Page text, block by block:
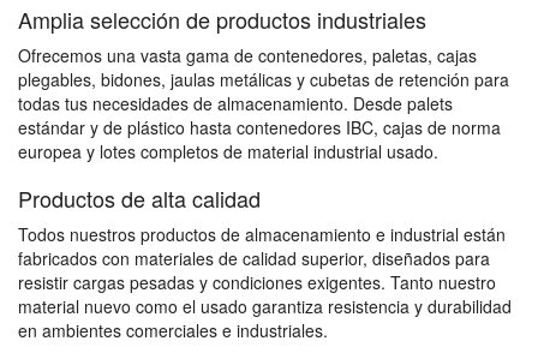
Amplia selección de productos industriales
Ofrecemos una vasta gama de contenedores, paletas, cajas
plegables, bidones, jaulas metálicas y cubetas de retención para
todas tus necesidades de almacenamiento. Desde palets
estándar y de plástico hasta contenedores IBC, cajas de norma
europea y lotes completos de material industrial usado.
Productos de alta calidad
Todos nuestros productos de almacenamiento e industrial están
fabricados con materiales de calidad superior, diseñados para
resistir cargas pesadas y condiciones exigentes. Tanto nuestro
material nuevo como el usado garantiza resistencia y durabilidad
en ambientes comerciales e industriales.